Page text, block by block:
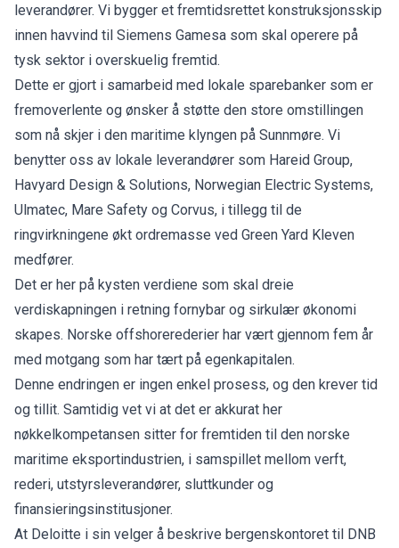
leverandører. Vi bygger et fremtidsrettet konstruksjonsskip
innen havvind til Siemens Gamesa som skal operere på
tysk sektor i overskuelig fremtid.
Dette er gjort i samarbeid med lokale sparebanker som er
fremoverlente og ønsker å støtte den store omstillingen
som nå skjer i den maritime klyngen på Sunnmøre. Vi
benytter oss av lokale leverandører som Hareid Group,
Havyard Design & Solutions, Norwegian Electric Systems,
Ulmatec, Mare Safety og Corvus, i tillegg til de
ringvirkningene økt ordremasse ved Green Yard Kleven
medfører.
Det er her på kysten verdiene som skal dreie
verdiskapningen i retning fornybar og sirkulær økonomi
skapes. Norske offshorerederier har vært gjennom fem år
med motgang som har tært på egenkapitalen.
Denne endringen er ingen enkel prosess, og den krever tid
og tillit. Samtidig vet vi at det er akkurat her
nøkkelkompetansen sitter for fremtiden til den norske
maritime eksportindustrien, i samspillet mellom verft,
rederi, utstyrsleverandører, sluttkunder og
finansieringsinstitusjoner.
At Deloitte i sin velger å beskrive bergenskontoret til DNB